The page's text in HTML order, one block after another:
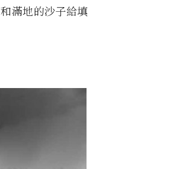
滿地的沙子給填